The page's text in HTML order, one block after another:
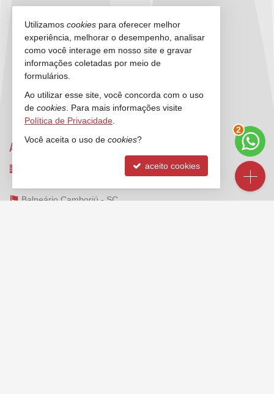
ANCORADOURO IMÓVEIS
Rua 3000, nº 212 - sala 2 e 3
Balneário Camboriú -SC
3
Utilizamos cookies para oferecer melhor
experiência, melhorar o desempenho, analisar
como você interage em nosso site e gravar
informações coletadas por meio de
formulários.
Ao utilizar esse site, você concorda com o uso
de cookies . Para mais informações visite
Política de Privacidade
Você aceita o uso de cookies?
aceito cookies